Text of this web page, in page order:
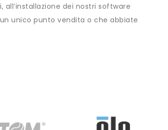
dei nostri software
unico punto vendita o che abbiate